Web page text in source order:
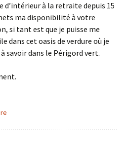
d’intérieur à la retraite depuis 15
ma disponibilité à votre
si tant est que je puisse me
dans cet oasis de verdure où je
savoir dans le Périgord vert.